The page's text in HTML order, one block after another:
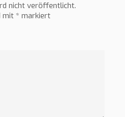
nicht veröffentlicht.
mit * markiert